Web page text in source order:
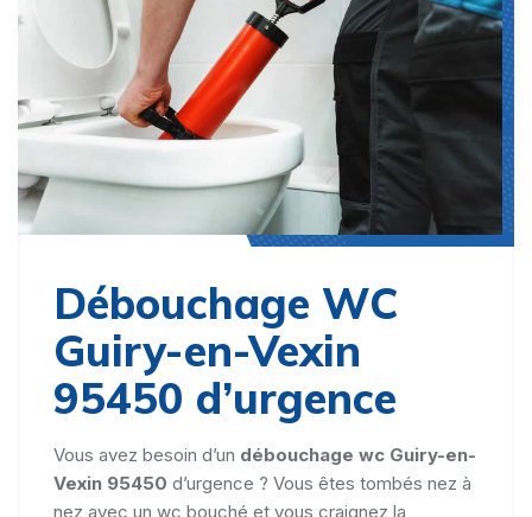
Débouchage WC
Guiry-en-Vexin
95450 d’urgence
Vous avez besoin d’un débouchage wc Guiry-en-
Vexin 95450 d’urgence ? Vous êtes tombés nez à
nez avec un wc bouché et vous craignez la